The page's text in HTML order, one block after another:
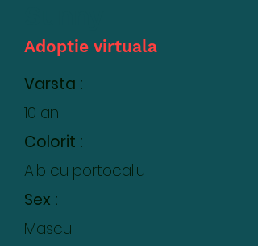
Adoptie virtuala
Varsta :
10 ani
Colorit :
Alb cu portocaliu
Sex :
Mascul